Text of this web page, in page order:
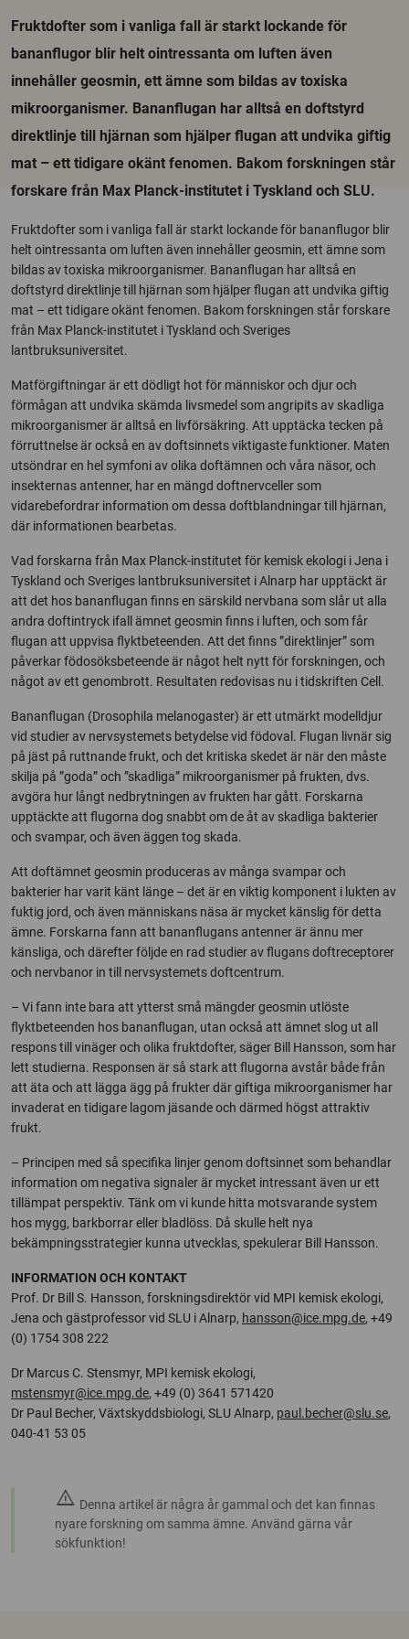
Fruktdofter som i vanliga fall är starkt lockande för
bananflugor blir helt ointressanta om luften även
innehåller geosmin, ett ämne som bildas av toxiska
mikroorganismer. Bananflugan har alltså en doftstyrd
direktlinje till hjärnan som hjälper flugan att undvika giftig
mat – ett tidigare okänt fenomen. Bakom forskningen står
forskare från Max Planck-institutet i Tyskland och SLU.
Fruktdofter som i vanliga fall är starkt lockande för bananflugor blir
helt ointressanta om luften även innehåller geosmin, ett ämne som
bildas av toxiska mikroorganismer. Bananflugan har alltså en
doftstyrd direktlinje till hjärnan som hjälper flugan att undvika giftig
mat – ett tidigare okänt fenomen. Bakom forskningen står forskare
från Max Planck-institutet i Tyskland och Sveriges
lantbruksuniversitet.
Matförgiftningar är ett dödligt hot för människor och djur och
förmågan att undvika skämda livsmedel som angripits av skadliga
mikroorganismer är alltså en livförsäkring. Att upptäcka tecken på
förruttnelse är också en av doftsinnets viktigaste funktioner. Maten
utsöndrar en hel symfoni av olika doftämnen och våra näsor, och
insekternas antenner, har en mängd doftnervceller som
vidarebefordrar information om dessa doftblandningar till hjärnan,
där informationen bearbetas.
Vad forskarna från Max Planck-institutet för kemisk ekologi i Jena i
Tyskland och Sveriges lantbruksuniversitet i Alnarp har upptäckt är
att det hos bananflugan finns en särskild nervbana som slår ut alla
andra doftintryck ifall ämnet geosmin finns i luften, och som får
flugan att uppvisa flyktbeteenden. Att det finns ”direktlinjer” som
påverkar födosöksbeteende är något helt nytt för forskningen, och
något av ett genombrott. Resultaten redovisas nu i tidskriften Cell.
Bananflugan (Drosophila melanogaster) är ett utmärkt modelldjur
vid studier av nervsystemets betydelse vid födoval. Flugan livnär sig
på jäst på ruttnande frukt, och det kritiska skedet är när den måste
skilja på ”goda” och ”skadliga” mikroorganismer på frukten, dvs.
avgöra hur långt nedbrytningen av frukten har gått. Forskarna
upptäckte att flugorna dog snabbt om de åt av skadliga bakterier
och svampar, och även äggen tog skada.
Att doftämnet geosmin produceras av många svampar och
bakterier har varit känt länge – det är en viktig komponent i lukten av
fuktig jord, och även människans näsa är mycket känslig för detta
ämne. Forskarna fann att bananflugans antenner är ännu mer
känsliga, och därefter följde en rad studier av flugans doftreceptorer
och nervbanor in till nervsystemets doftcentrum.
– Vi fann inte bara att ytterst små mängder geosmin utlöste
flyktbeteenden hos bananflugan, utan också att ämnet slog ut all
respons till vinäger och olika fruktdofter, säger Bill Hansson, som har
lett studierna. Responsen är så stark att flugorna avstår både från
att äta och att lägga ägg på frukter där giftiga mikroorganismer har
invaderat en tidigare lagom jäsande och därmed högst attraktiv
frukt.
– Principen med så specifika linjer genom doftsinnet som behandlar
information om negativa signaler är mycket intressant även ur ett
tillämpat perspektiv. Tänk om vi kunde hitta motsvarande system
hos mygg, barkborrar eller bladlöss. Då skulle helt nya
bekämpningsstrategier kunna utvecklas, spekulerar Bill Hansson.
INFORMATION OCH KONTAKT
Prof. Dr Bill S. Hansson, forskningsdirektör vid MPI kemisk ekologi,
Jena och gästprofessor vid SLU i Alnarp, hansson@ice.mpg.de, +49
(0) 1754 308 222
Dr Marcus C. Stensmyr, MPI kemisk ekologi,
mstensmyr@ice.mpg.de, +49 (0) 3641 571420
Dr Paul Becher, Växtskyddsbiologi, SLU Alnarp, paul.becher@slu.se,
040-41 53 05
warning Denna artikel är några år gammal och det kan finnas
nyare forskning om samma ämne. Använd gärna vår
sökfunktion!